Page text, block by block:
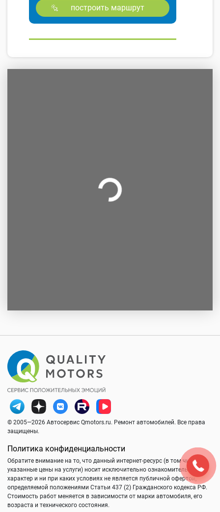
построить маршрут
© 2005—2026 Автосервис Qmotors.ru. Ремонт автомобилей. Все права
защищены.
Политика конфиденциальности
Обратите внимание на то, что данный интернет-ресурс (в том числе
указанные цены на услуги) носит исключительно ознакомительный
характер и ни при каких условиях не является публичной офертой,
определяемой положениями Статьи 437 (2) Гражданского кодекса РФ.
Стоимость работ меняется в зависимости от марки автомобиля, его
возраста и технического состояния.